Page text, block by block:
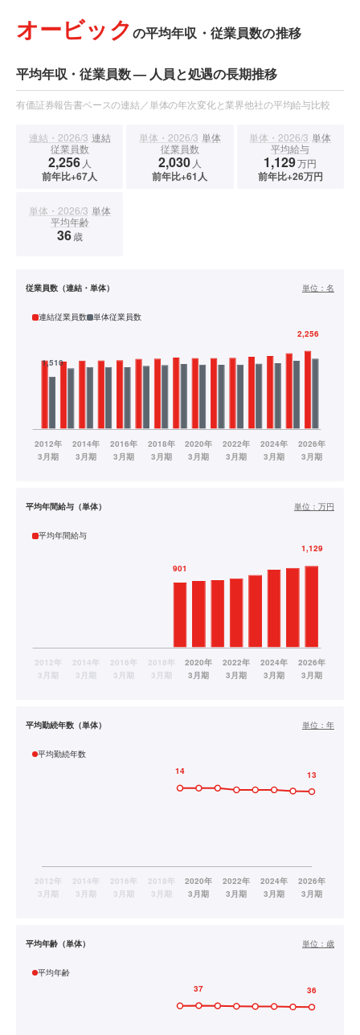
オービック の平均年収・従業員数の推移
平均年収・従業員数 — 人員と処遇の長期推移
有価証券報告書ベースの連結／単体の年次変化と業界他社の平均給与比較
連結・2026/3 連結
従業員数
2,256 人
前年比+67人
単体・2026/3 単体
従業員数
2,030 人
前年比+61人
単体・2026/3 単体
平均給与
1,129万円
前年比+26万円
単体・2026/3 単体
平均年齢
36歳
従業員数（連結・単体） 単位： 名
連結従業員数 単体従業員数
平均年間給与（単体） 単位： 万円
平均年間給与
平均勤続年数（単体） 単位： 年
平均勤続年数
平均年齢（単体） 単位： 歳
平均年齢